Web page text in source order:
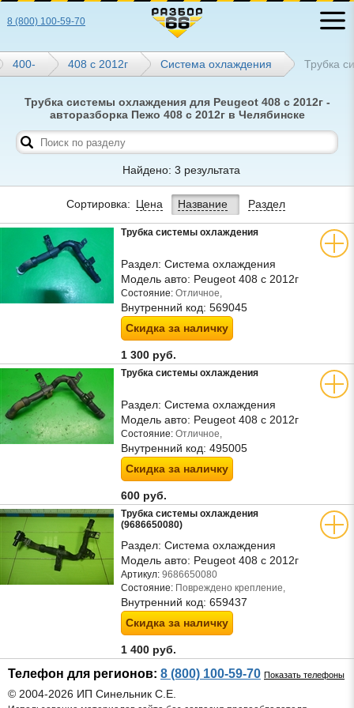
8 (800) 100-59-70
400- 408 с 2012г Система охлаждения Трубка
Трубка системы охлаждения для Peugeot 408 с 2012г -
авторазборка Пежо 408 с 2012г в Челябинске
Найдено: 3 результата
Сортировка: Цена Название Раздел
Трубка системы охлаждения
Раздел: Система охлаждения
Модель авто: Peugeot 408 с 2012г
Состояние: Отличное,
Внутренний код: 569045
Скидка за наличку
1 300 руб.
Трубка системы охлаждения
Раздел: Система охлаждения
Модель авто: Peugeot 408 с 2012г
Состояние: Отличное,
Внутренний код: 495005
Скидка за наличку
600 руб.
Трубка системы охлаждения
(9686650080)
Раздел: Система охлаждения
Модель авто: Peugeot 408 с 2012г
Артикул: 9686650080
Состояние: Повреждено крепление,
Внутренний код: 659437
Скидка за наличку
1 400 руб.
Телефон для регионов: 8 (800) 100-59-70 Показать телефоны
© 2004-2026 ИП Синельник С.Е.